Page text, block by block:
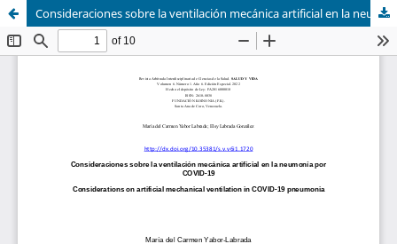
Consideraciones sobre la ventilación mecánica artificial en la neumonía por COVID-19